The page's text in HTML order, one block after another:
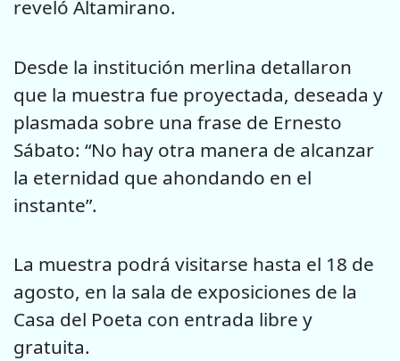
reveló Altamirano.
Desde la institución merlina detallaron
que la muestra fue proyectada, deseada y
plasmada sobre una frase de Ernesto
Sábato: “No hay otra manera de alcanzar
la eternidad que ahondando en el
instante”.
La muestra podrá visitarse hasta el 18 de
agosto, en la sala de exposiciones de la
Casa del Poeta con entrada libre y
gratuita.